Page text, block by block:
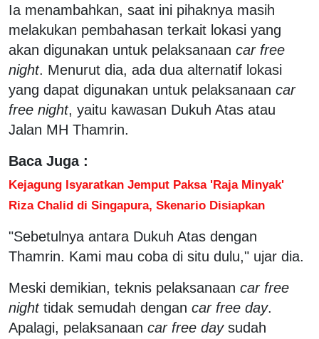
Ia menambahkan, saat ini pihaknya masih
melakukan pembahasan terkait lokasi yang
akan digunakan untuk pelaksanaan car free
night. Menurut dia, ada dua alternatif lokasi
yang dapat digunakan untuk pelaksanaan car
free night, yaitu kawasan Dukuh Atas atau
Jalan MH Thamrin.
Baca Juga :
Kejagung Isyaratkan Jemput Paksa 'Raja Minyak'
Riza Chalid di Singapura, Skenario Disiapkan
"Sebetulnya antara Dukuh Atas dengan
Thamrin. Kami mau coba di situ dulu," ujar dia.
Meski demikian, teknis pelaksanaan car free
nighttidak semudah dengan car free day.
Apalagi, pelaksanaan car free daysudah